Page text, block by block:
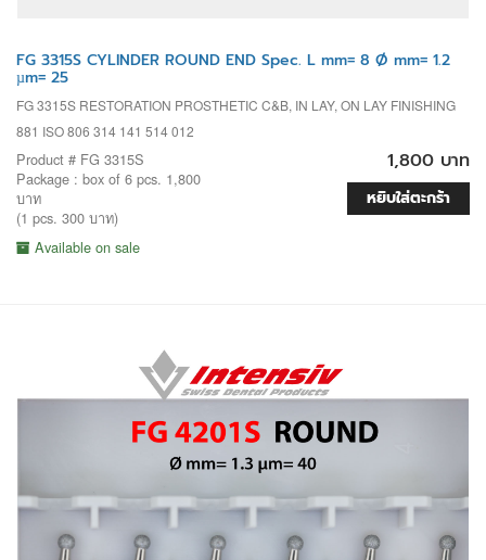
FG 3315S CYLINDER ROUND END Spec. L mm= 8 Ø mm= 1.2
µm= 25
FG 3315S RESTORATION PROSTHETIC C&B, IN LAY, ON LAY FINISHING
881 ISO 806 314 141 514 012
Product # FG 3315S
Package : box of 6 pcs. 1,800
บาท
(1 pcs. 300 บาท)
Available on sale
1,800 บาท
หยิบใส่ตะกร้า